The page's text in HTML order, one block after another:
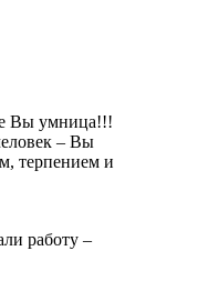
Вы умница!!!
– Вы
терпением и
работу –